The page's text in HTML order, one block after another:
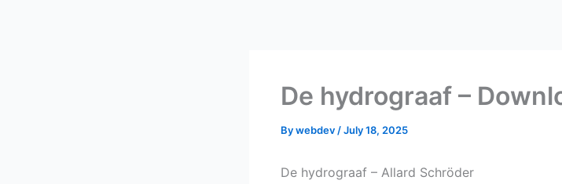
De hydrograaf –
Bywebdev /July 18, 2025
De hydrograaf – Allard Schröder